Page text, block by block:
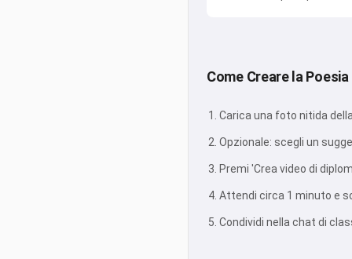
Come Creare la
Carica una foto nitida
Opzionale: scegli un
Premi 'Crea video di
Attendi circa 1 minuto e
Condividi nella chat di